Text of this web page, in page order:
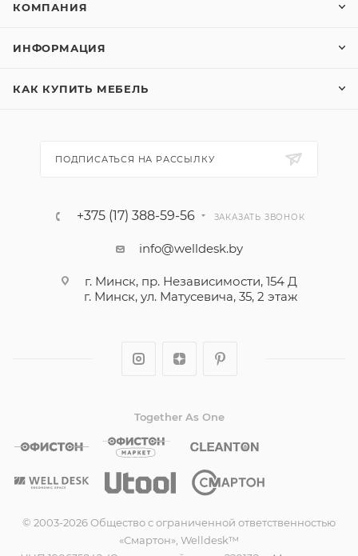
КОМПАНИЯ
ИНФОРМАЦИЯ
КАК КУПИТЬ МЕБЕЛЬ
ПОДПИСАТЬСЯ НА РАССЫЛКУ
+375 (17) 388-59-56 ЗАКАЗАТЬ ЗВОНОК
info@welldesk.by
г. Минск, пр. Независимости, 154 Д
г. Минск, ул. Матусевича, 35, 2 этаж
Together As One
© 2003-2026 Общество с ограниченной ответственностью
«Смартон», Welldesk™